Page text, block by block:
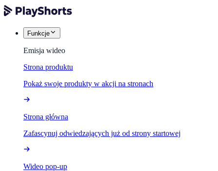
Funkcje
Emisja wideo
Strona produktu
Pokaż swoje produkty w akcji na stronach
Strona główna
Zafascynuj odwiedzających już od strony startowej
Wideo pop-up